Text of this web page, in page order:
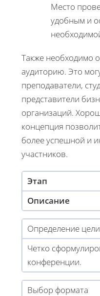
Место
удобным и
Также необходимо
аудиторию. Это
преподаватели,
представители
организаций.
концепция
более успешной и
участников.
Этап
Описание
Определение цели
Четко
конференции.
Выбор формата